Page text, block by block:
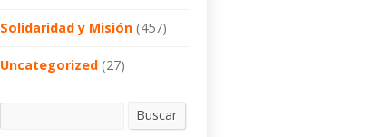
Solidaridad y Misión (457)
Uncategorized (27)
Buscar